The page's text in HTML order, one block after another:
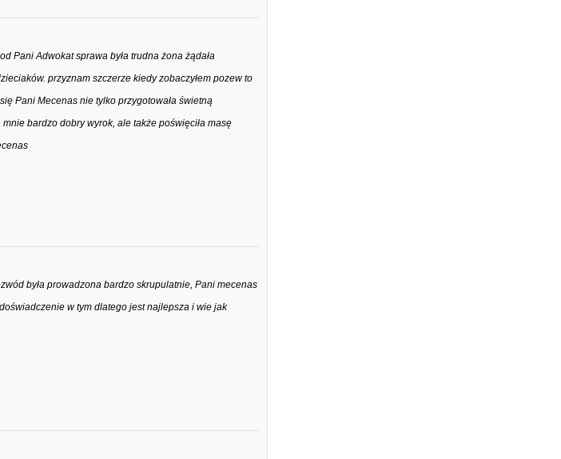
Pani Adwokat sprawa była trudna żona żądała
przyznam szczerze kiedy zobaczyłem pozew to
Pani Mecenas nie tylko przygotowała świetną
bardzo dobry wyrok, ale także poświęciła masę
była prowadzona bardzo skrupulatnie, Pani mecenas
w tym dlatego jest najlepsza i wie jak